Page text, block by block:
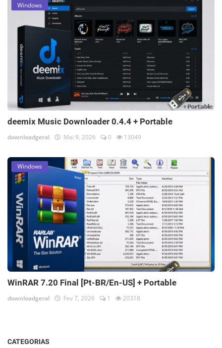
Windows
deemix Music Downloader 0.4.4 + Portable
downloadgeral Mai 9, 2026 0 13049
Windows
WinRAR 7.20 Final [Pt-BR/En-US] + Portable
downloadgeral Fev 7, 2026 1 20318
CATEGORIAS